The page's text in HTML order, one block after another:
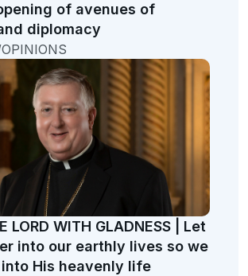
of avenues of
diplomacy
LORD WITH GLADNESS | Let
into our earthly lives so we
His heavenly life